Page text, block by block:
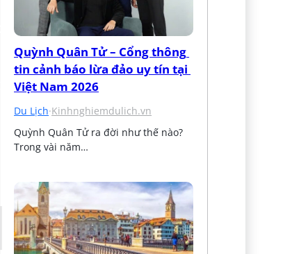
Quỳnh Quân Tử – Cổng thông
tin cảnh báo lừa đảo uy tín tại
Việt Nam 2026
Du Lịch·Kinhnghiemdulich.vn
Quỳnh Quân Tử ra đời như thế nào?
Trong vài năm…